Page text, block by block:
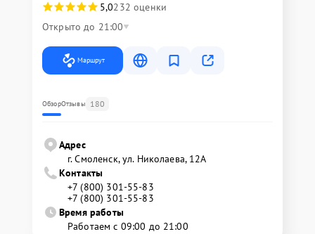
5,0232 оценки
Открыто до 21:00
Маршрут
ОбзорОтзывы 180
Адрес
г. Смоленск, ул. Николаева, 12А
Контакты
+7 (800) 301-55-83
+7 (800) 301-55-83
Время работы
Работаем с 09:00 до 21:00